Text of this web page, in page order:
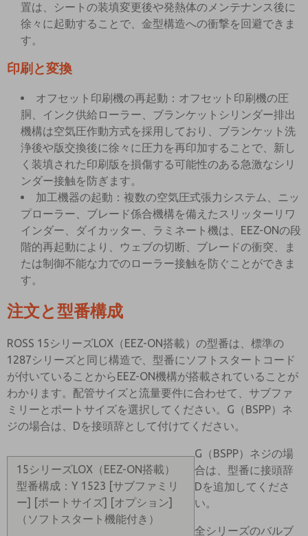
置は、シートの装填変更後や発熱体のメンテナンス後に
徐々に起動することで、金型構造への衝撃を回避できま
す。
印刷と変換
オフセット印刷機の再起動：オフセット印刷機の圧
胴、インク供給ローラー、ブランケットシリンダー排出
機構は空気圧作動方式を採用しており、ブランケット洗
浄後や版交換後に徐々に圧力を再印加することで、新し
く装填された印刷版を損傷する可能性のある急激なシリ
ンダー接触を防ぎます。
加工機器の起動：複数の空気圧式張力システム、ニッ
プローラー、ブレード係合機構を備えたスリッターリワ
インダー、ダイカッター、ラミネート機は、EEZ-ONの段
階的再起動により、ウェブの切断、ブレードの衝突、ま
たは制御不能な力でのローラー接触を防ぐことができま
す。
注文と型番構成
ROSS 15シリーズLOX（EEZ-ON搭載）の型番は、標準の
1287シリーズと同じ構造で、型番にソフトスタートコード
が付いていることからEEZ-ON機構が搭載されていることが
わかります。配管サイズと流量要件に合わせて、サブファ
ミリーとポートサイズを選択してください。G（BSPP）ネ
ジの場合は、Dを接頭辞として付けてください。
15シリーズLOX（EEZ-ON搭載）
型番構成：Y 1523 [サブファミリ
ー] [ポートサイズ] [オプション]
（ソフトスタート機能付き）
G（BSPP）ネジの場
合は、型番に接頭辞
Dを追加してくださ
い。
全シリーズのバルブ